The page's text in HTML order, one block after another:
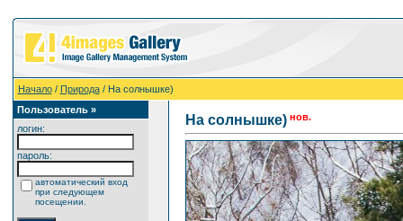
Начало/ Природа/ На солнышке)
Пользователь »
логин:
пароль:
автоматический вход
при следующем
посещении.
На солнышке) нов.